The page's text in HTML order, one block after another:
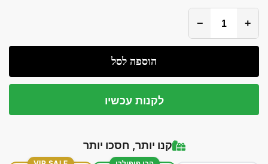
+
−
הוספה לסל
לקנות עכשיו
קנו יותר, חסכו יותר